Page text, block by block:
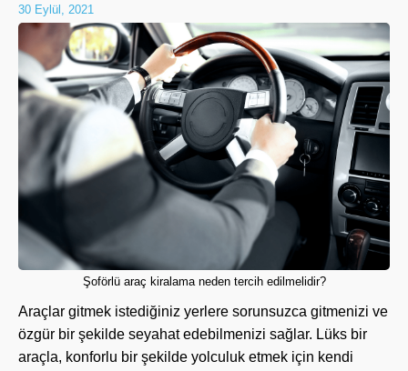
30 Eylül, 2021
Şoförlü araç kiralama neden tercih edilmelidir?
Araçlar gitmek istediğiniz yerlere sorunsuzca gitmenizi ve
özgür bir şekilde seyahat edebilmenizi sağlar. Lüks bir
araçla, konforlu bir şekilde yolculuk etmek için kendi